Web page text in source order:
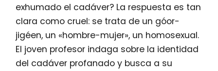
exhumado el cadáver? La respuesta es tan
clara como cruel: se trata de un góor-
jigéen, un «hombre-mujer», un homosexual.
El joven profesor indaga sobre la identidad
del cadáver profanado y busca a su